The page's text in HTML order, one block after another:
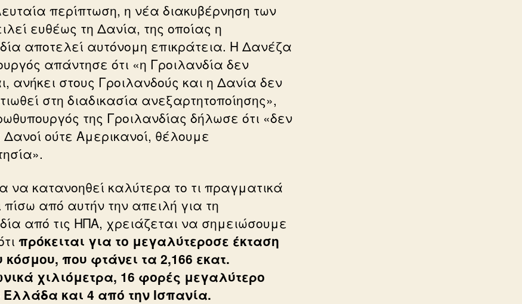
περίπτωση, η νέα διακυβέρνηση των
ευθέως τη Δανία, της οποίας η
αποτελεί αυτόνομη επικράτεια. Η Δανέζα
απάντησε ότι «η Γροιλανδία δεν
ανήκει στους Γροιλανδούς και η Δανία δεν
στη διαδικασία ανεξαρτητοποίησης»,
της Γροιλανδίας δήλωσε ότι «δεν
ούτε Αμερικανοί, θέλουμε
να κατανοηθεί καλύτερα το τι πραγματικά
πίσω από αυτήν την απειλή για τη
από τις ΗΠΑ, χρειάζεται να σημειώσουμε
πρόκειται για το μεγαλύτεροσε έκταση
κόσμου, που φτάνει τα 2,166 εκατ.
χιλιόμετρα, 16 φορές μεγαλύτερο
και 4 από την Ισπανία.